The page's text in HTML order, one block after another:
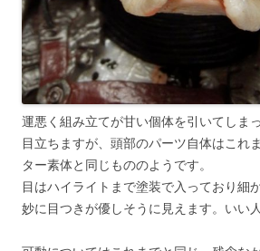
運悪く組み立てが甘い個体を引いてしま
目立ちますが、頭部のパーツ自体はこれ
ター素体と同じもののようです。
目はハイライトまで塗装で入っており細
妙に目つきが優しそうに見えます。いい